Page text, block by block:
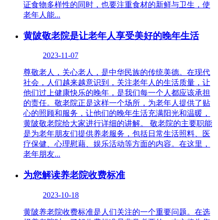
证食物多样性的同时，也要注重食材的新鲜与卫生，使
老年人能...
黄陂敬老院是让老年人享受美好的晚年生活
2023-11-07
尊敬老人，关心老人，是中华民族的传统美德。在现代
社会，人们越来越意识到，关注老年人的生活质量，让
他们过上健康快乐的晚年，是我们每一个人都应该承担
的责任。敬老院正是这样一个场所，为老年人提供了贴
心的照顾和服务，让他们的晚年生活充满阳光和温暖，
黄陂敬老院给大家进行详细的讲解。 敬老院的主要职能
是为老年朋友们提供养老服务，包括日常生活照料、医
疗保健、心理慰藉、娱乐活动等方面的内容。在这里，
老年朋友...
为您解读养老院收费标准
2023-10-18
黄陂养老院收费标准是人们关注的一个重要问题。在选